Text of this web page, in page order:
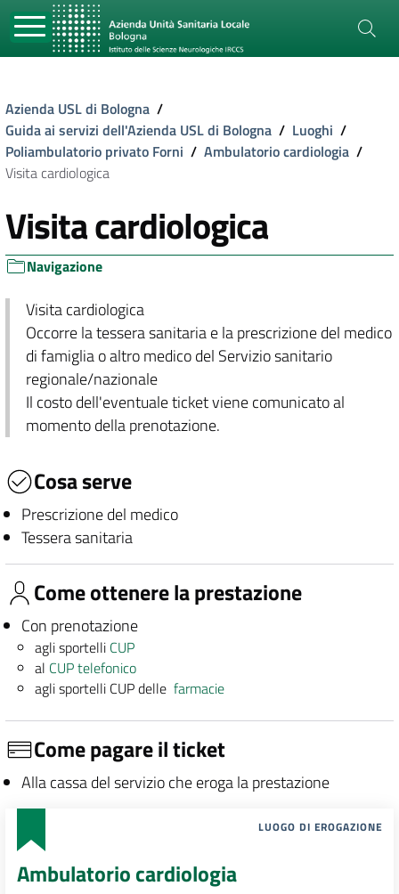
Azienda USL di Bologna /
Guida ai servizi dell'Azienda USL di Bologna / Luoghi /
Poliambulatorio privato Forni / Ambulatorio cardiologia /
Visita cardiologica
Visita cardiologica
Navigazione
Visita cardiologica
Occorre la tessera sanitaria e la prescrizione del medico
di famiglia o altro medico del Servizio sanitario
regionale/nazionale
Il costo dell'eventuale ticket viene comunicato al
momento della prenotazione.
Cosa serve
Prescrizione del medico
Tessera sanitaria
Come ottenere la prestazione
Con prenotazione
agli sportelli CUP
al CUP telefonico
agli sportelli CUP dellefarmacie
Come pagare il ticket
Alla cassa del servizio che eroga la prestazione
LUOGO DI EROGAZIONE
Ambulatorio cardiologia